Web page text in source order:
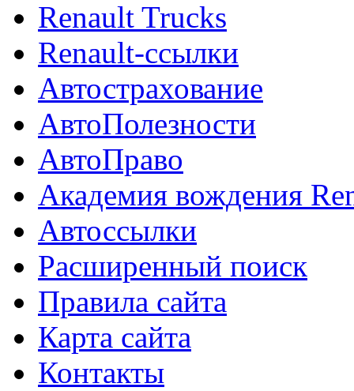
Renault Trucks
Renault-ссылки
Автострахование
АвтоПолезности
АвтоПраво
Академия вождения
Автоссылки
Расширенный поиск
Правила сайта
Карта сайта
Контакты